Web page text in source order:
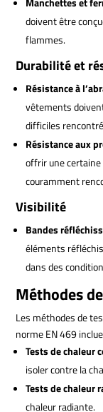
doivent être
flammes.
Durabilité et
Résistance à
vêtements
difficiles
Résistance aux
offrir une
couramment
Visibilité
Bandes
éléments
dans des
Méthodes
Les méthodes de
norme EN 469
Tests de chaleur
isoler contre la
Tests de chaleur
chaleur radiante.